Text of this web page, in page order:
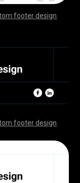
footer design
,,,,,,,,,,,,,,,,,,,
,,,,,,,,,,,,,,,,,,,
footer design
,,,,,,,,,,,,,,,,,,,
,,,,,,,,,,,,,,,,,,,